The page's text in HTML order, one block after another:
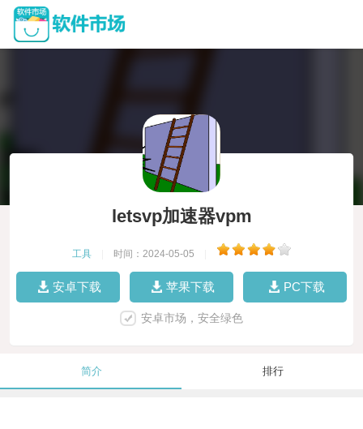
letsvp加速器vpm
工具 时间：2024-05-05
安卓下载 苹果下载 PC下载
安卓市场，安全绿色
简介 排行